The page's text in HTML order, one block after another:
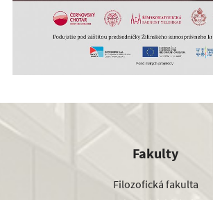
Fakulty
Filozofická fakulta